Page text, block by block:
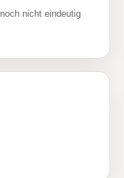
nicht eindeutig